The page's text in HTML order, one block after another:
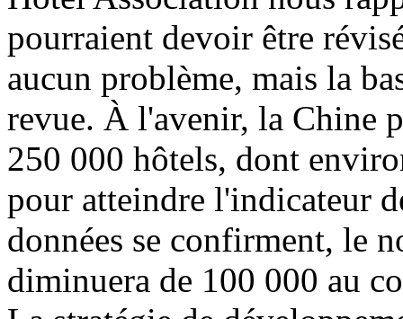
pourraient devoir être
aucun problème, mais la
revue. À l'avenir, la Chine
250 000 hôtels, dont
pour atteindre l'indicateur
données se confirment, le
diminuera de 100 000 au